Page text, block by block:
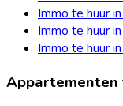
Immo te huur
Immo te huur
Immo te huur